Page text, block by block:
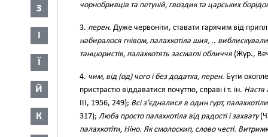
З
І
Ї
Й
К
чорнобривців та петуній, гвоздик та царських
3. перен. Дуже червоніти, ставати гарячим від
набиралося гнівом, палахкотіла шия, .. виблискували
танцюристів, палахкотять засмаглі обличчя (Жур.,
4. чим, від (од) чого і без додатка, перен. Бути
пристрастю віддаватися почуттю, справі і т. ін. Настя
III, 1956, 249); Всі з’єдналися в один гурт,
317); Люба просто палахкотіла від радості і захвату
палахкотіти, Ніно. Як смолоскип, слово честі.